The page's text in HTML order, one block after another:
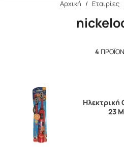
Αρχική / Εταιρίες
4
23